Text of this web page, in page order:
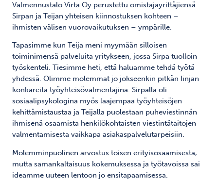
Valmennustalo Virta Oy perustettu omistajayrittäjiensä
Sirpan ja Teijan yhteisen kiinnostuksen kohteen –
ihmisten välisen vuorovaikutuksen – ympärille.
Tapasimme kun Teija meni myymään silloisen
toiminimensä palveluita yritykseen, jossa Sirpa tuolloin
työskenteli. Tiesimme heti, että haluamme tehdä työtä
yhdessä. Olimme molemmat jo jokseenkin pitkän linjan
konkareita työyhteisövalmentajina. Sirpalla oli
sosiaalipsykologina myös laajempaa työyhteisöjen
kehittämistaustaa ja Teijalla puolestaan puheviestinnän
ihmisenä osaamista henkilökohtaisten viestintätaitojen
valmentamisesta vaikkapa asiakaspalvelutarpeisiin.
Molemminpuolinen arvostus toisen erityisosaamisesta,
mutta samankaltaisuus kokemuksessa ja työtavoissa sai
ideamme uuteen lentoon jo ensitapaamisessa.